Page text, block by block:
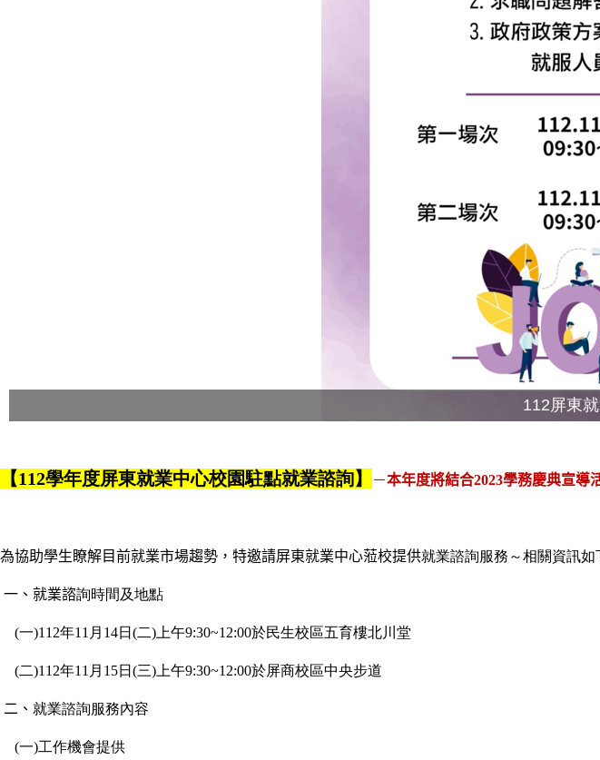
112屏東
【112學年度屏東就業中心校園駐點就業諮詢】 －本年度將結合2023學務慶典宣導
為協助學生瞭解目前就業市場趨勢，特邀請屏東就業中心蒞校提供就業諮詢服務～相關資訊如
一、就業諮詢時間及地點
(一)112年11月14日(二)上午9:30~12:00於民生校區五育樓北川堂
(二)112年11月15日(三)上午9:30~12:00於屏商校區中央步道
二、 就業諮詢服務內容
(一)工作機會提供